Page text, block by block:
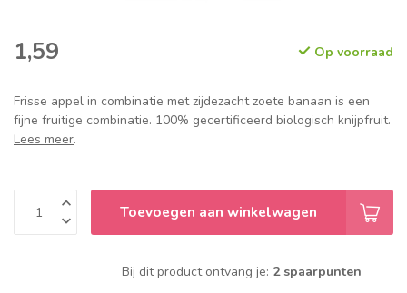
1,59 Op voorraad
Frisse appel in combinatie met zijdezacht zoete banaan is een
fijne fruitige combinatie. 100% gecertificeerd biologisch knijpfruit.
Lees meer.
Toevoegen aan winkelwagen
Bij dit product ontvang je: 2 spaarpunten